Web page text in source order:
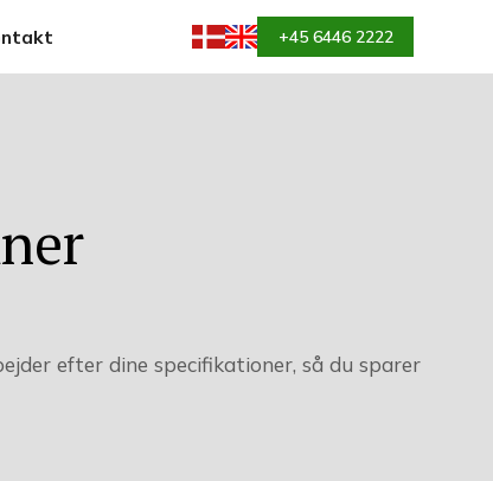
+45 6446 2222
efter dine specifikationer, så du sparer